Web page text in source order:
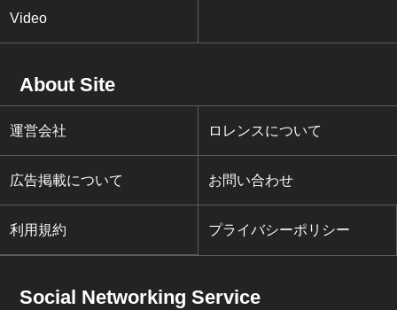
Video
About Site
運営会社 ロレンスについて
広告掲載について お問い合わせ
利用規約 プライバシーポリシー
Social Networking Service